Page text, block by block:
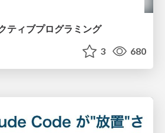
ティブプログラミング
3 680